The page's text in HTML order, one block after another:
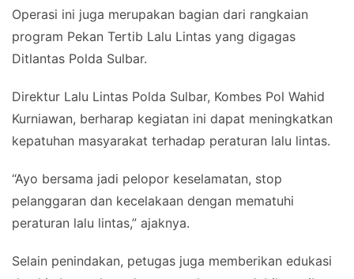
Operasi ini juga merupakan bagian dari rangkaian
program Pekan Tertib Lalu Lintas yang digagas
Ditlantas Polda Sulbar.
Direktur Lalu Lintas Polda Sulbar, Kombes Pol Wahid
Kurniawan, berharap kegiatan ini dapat meningkatkan
kepatuhan masyarakat terhadap peraturan lalu lintas.
“Ayo bersama jadi pelopor keselamatan, stop
pelanggaran dan kecelakaan dengan mematuhi
peraturan lalu lintas,” ajaknya.
Selain penindakan, petugas juga memberikan edukasi